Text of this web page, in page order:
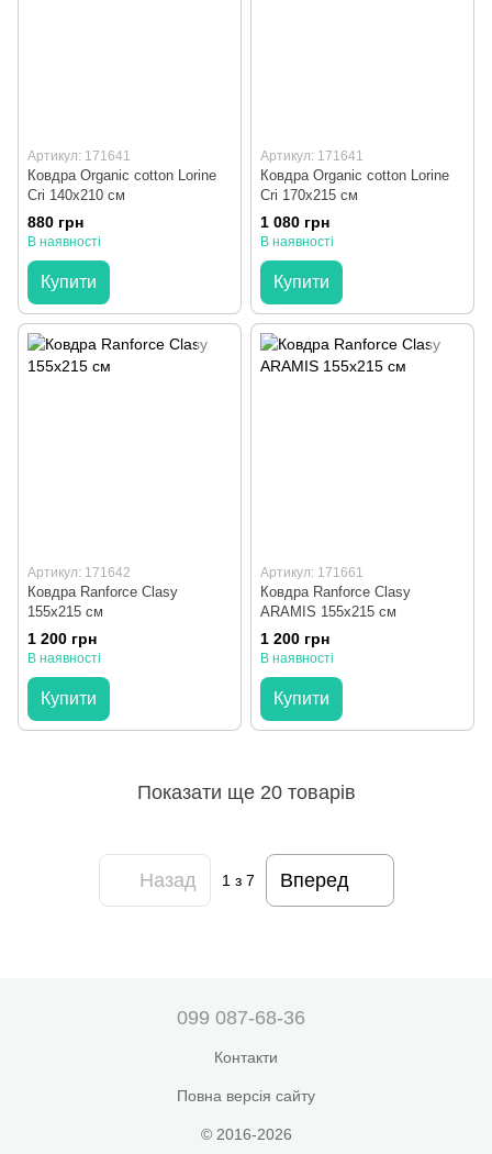
Артикул: 171641
Ковдра Organic cotton Lorine
Cri 140x210 см
880 грн
В наявності
Купити
Артикул: 171641
Ковдра Organic cotton Lorine
Cri 170x215 см
1 080 грн
В наявності
Купити
Артикул: 171642
Ковдра Ranforce Clasy
155x215 см
1 200 грн
В наявності
Купити
Артикул: 171661
Ковдра Ranforce Clasy
ARAMIS 155x215 см
1 200 грн
В наявності
Купити
Показати ще 20 товарів
Назад 1з 7 Вперед
099 087-68-36
Контакти
Повна версія сайту
© 2016-2026